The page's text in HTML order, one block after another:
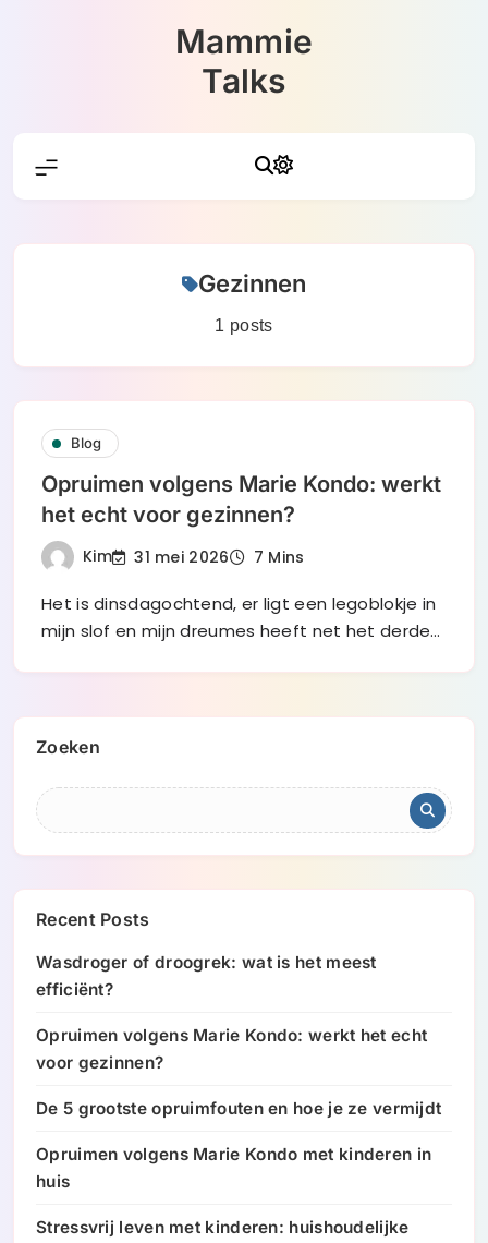
Mammie
Talks
Gezinnen
1 posts
Blog
Opruimen volgens Marie Kondo: werkt
het echt voor gezinnen?
Kim 31 mei 2026 7 Mins
Het is dinsdagochtend, er ligt een legoblokje in
mijn slof en mijn dreumes heeft net het derde…
Zoeken
Recent Posts
Wasdroger of droogrek: wat is het meest
efficiënt?
Opruimen volgens Marie Kondo: werkt het echt
voor gezinnen?
De 5 grootste opruimfouten en hoe je ze vermijdt
Opruimen volgens Marie Kondo met kinderen in
huis
Stressvrij leven met kinderen: huishoudelijke